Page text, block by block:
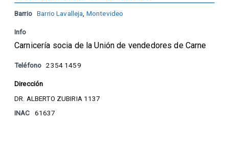
Barrio Barrio Lavalleja Montevideo
Info
Carnicería socia de la Unión de vendedores de Carne
Teléfono 2354 1459
Dirección
DR. ALBERTO ZUBIRIA 1137
INAC
61637